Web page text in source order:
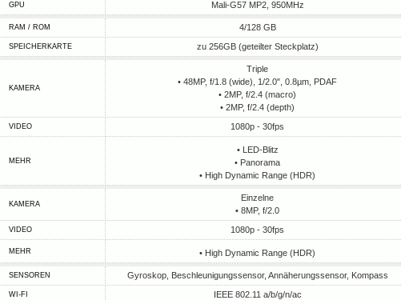
GPU Mali-G57 MP2, 950MHz
RAM / ROM 4/128 GB
SPEICHERKARTE zu 256GB (geteilter Steckplatz)
KAMERA
Triple
• 48MP, f/1.8 (wide), 1/2.0", 0.8µm, PDAF
• 2MP, f/2.4 (macro)
• 2MP, f/2.4 (depth)
VIDEO 1080p - 30fps
MEHR
• LED-Blitz
• Panorama
• High Dynamic Range (HDR)
KAMERA
Einzelne
• 8MP, f/2.0
VIDEO 1080p - 30fps
MEHR • High Dynamic Range (HDR)
SENSOREN Gyroskop, Beschleunigungssensor, Annäherungssensor, Kompass
WI-FI IEEE 802.11 a/b/g/n/ac